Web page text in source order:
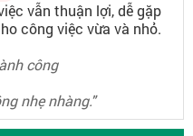
vẫn thuận lợi, dễ gặp
công việc vừa và nhỏ.
công
nhẹ nhàng."